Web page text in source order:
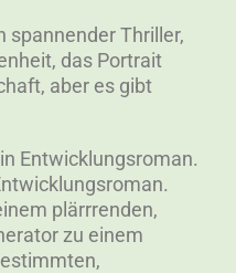
spannender Thriller,
das Portrait
aber es gibt
Entwicklungsroman.
plärrrenden,
zu einem